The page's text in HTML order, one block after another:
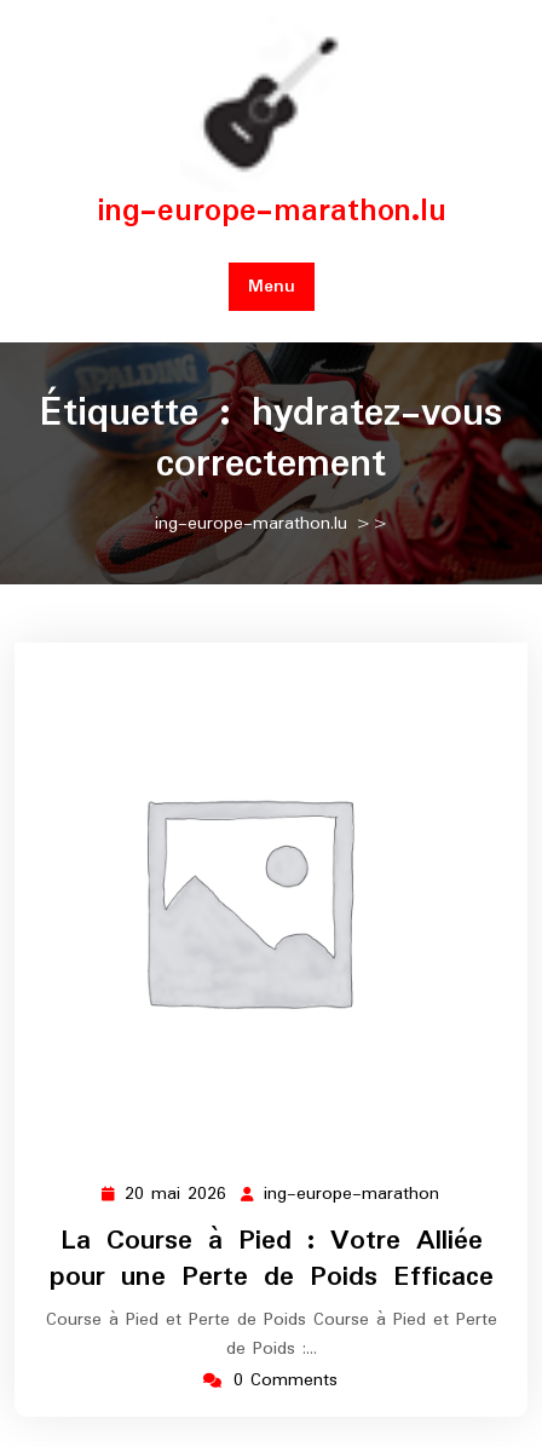
ing-europe-marathon.lu
Menu
Étiquette :hydratez-vous
correctement
ing-europe-marathon.lu >>
20 mai 2026 20
mai
2026
ing-europe-marathon
europe-
marathon
La Course à Pied : Votre Alliée
pour une Perte de Poids Efficace
Course à Pied et Perte de Poids Course à Pied et Perte
de Poids :…
0 Comments